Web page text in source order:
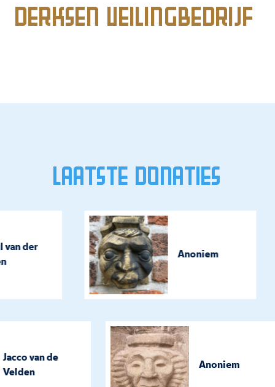
Derksen Veilingbedrijf
Laatste donaties
der
Anoniem
Jacco van de
Velden
Anoniem